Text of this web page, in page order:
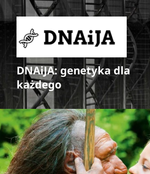
DNAiJA: genetyka dla
każdego